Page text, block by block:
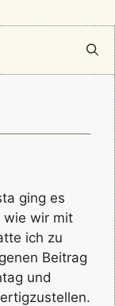
ging es
wie wir mit
ich zu
Beitrag
und